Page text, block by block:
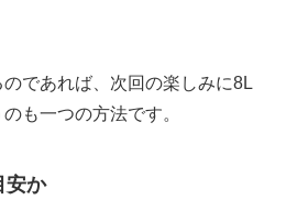
であれば、次回の楽しみに8L
も一つの方法です。
安か